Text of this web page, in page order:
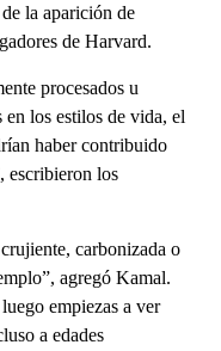
la aparición de
de Harvard.
procesados u
los estilos de vida, el
haber contribuido
escribieron los
carbonizada o
agregó Kamal.
empiezas a ver
a edades